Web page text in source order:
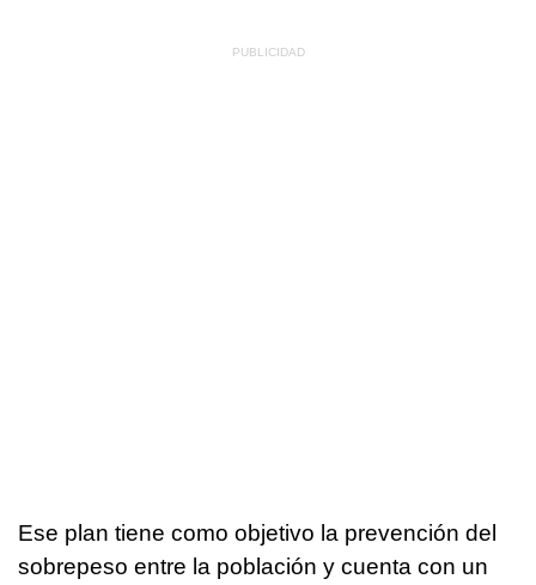
Ese plan tiene como objetivo la prevención del
sobrepeso entre la población y cuenta con un